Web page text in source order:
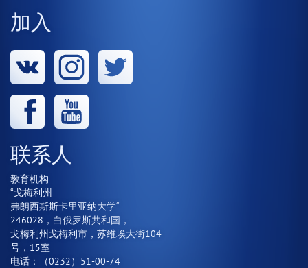
加入
联系人
教育机构
“戈梅利州
弗朗西斯斯卡里亚纳大学“
246028，白俄罗斯共和国，
戈梅利州戈梅利市，苏维埃大街104
号，15室
电话：（0232）51-00-74